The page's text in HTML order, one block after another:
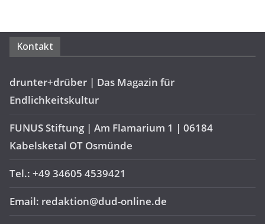
Kontakt
drunter+drüber | Das Magazin für
Endlichkeitskultur
FUNUS Stiftung | Am Flamarium 1 | 06184
Kabelsketal OT Osmünde
Tel.: +49 34605 4539421
Email: redaktion@dud-online.de